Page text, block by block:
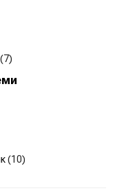
(7)
(10)